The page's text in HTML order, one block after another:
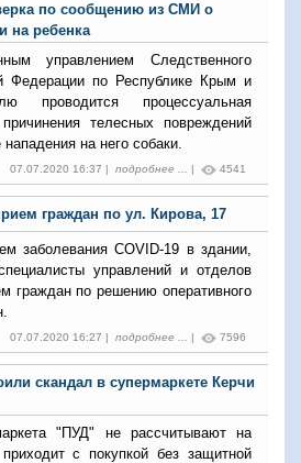
по сообщению из СМИ о
на ребенка
управлением Следственного
Федерации по Республике Крым и
проводится процессуальная
телесных повреждений
нападения на него собаки.
07.07.2020 16:37 | подробнее ... | 4541
граждан по ул. Кирова, 17
заболевания COVID-19 в здании,
управлений и отделов
граждан по решению оперативного
07.07.2020 16:27 | подробнее ... | 7596
скандал в супермаркете Керчи
"ПУД" не рассчитывают на
с покупкой без защитной